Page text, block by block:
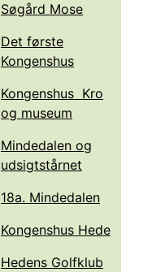
Søgård Mose
Det første
Kongenshus
Kongenshus Kro
og museum
Mindedalen og
udsigtstårnet
18a. Mindedalen
Kongenshus Hede
Hedens Golfklub